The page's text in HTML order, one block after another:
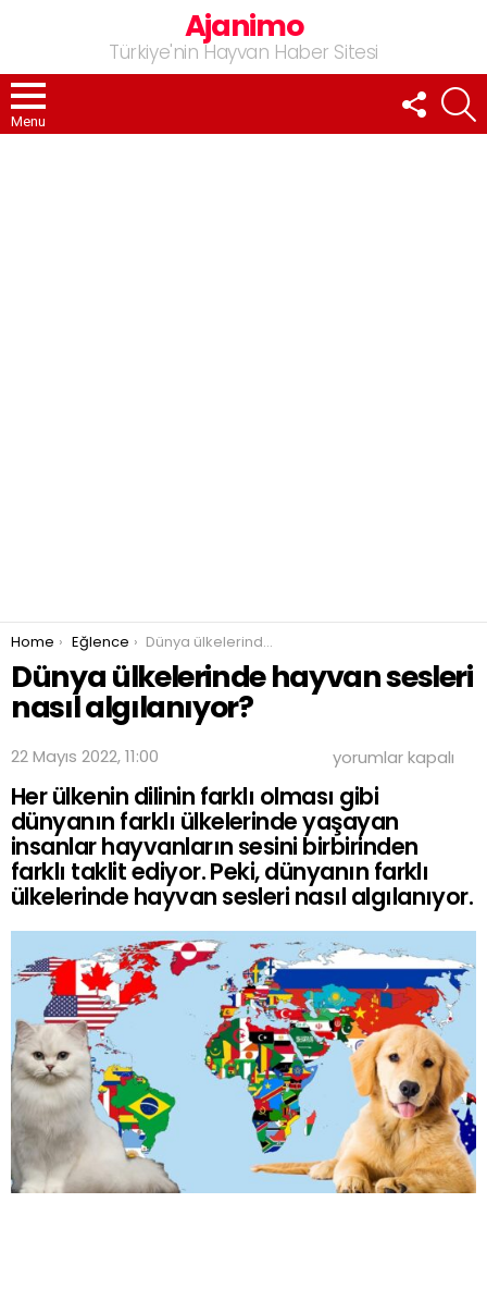
Ajanimo
Türkiye'nin Hayvan Haber Sitesi
Menu
FOLLOW
US
You are here:
Home Eğlence Dünya ülkelerinde hayvan sesleri nasıl algılanıyor?
Dünya ülkelerinde hayvan sesleri
nasıl algılanıyor?
22 Mayıs 2022, 11:00
Dünya
hayvan
sesleri
nasıl
algılanıyor?
için
yorumlar kapalı
Her ülkenin dilinin farklı olması gibi
dünyanın farklı ülkelerinde yaşayan
insanlar hayvanların sesini birbirinden
farklı taklit ediyor. Peki, dünyanın farklı
ülkelerinde hayvan sesleri nasıl algılanıyor.